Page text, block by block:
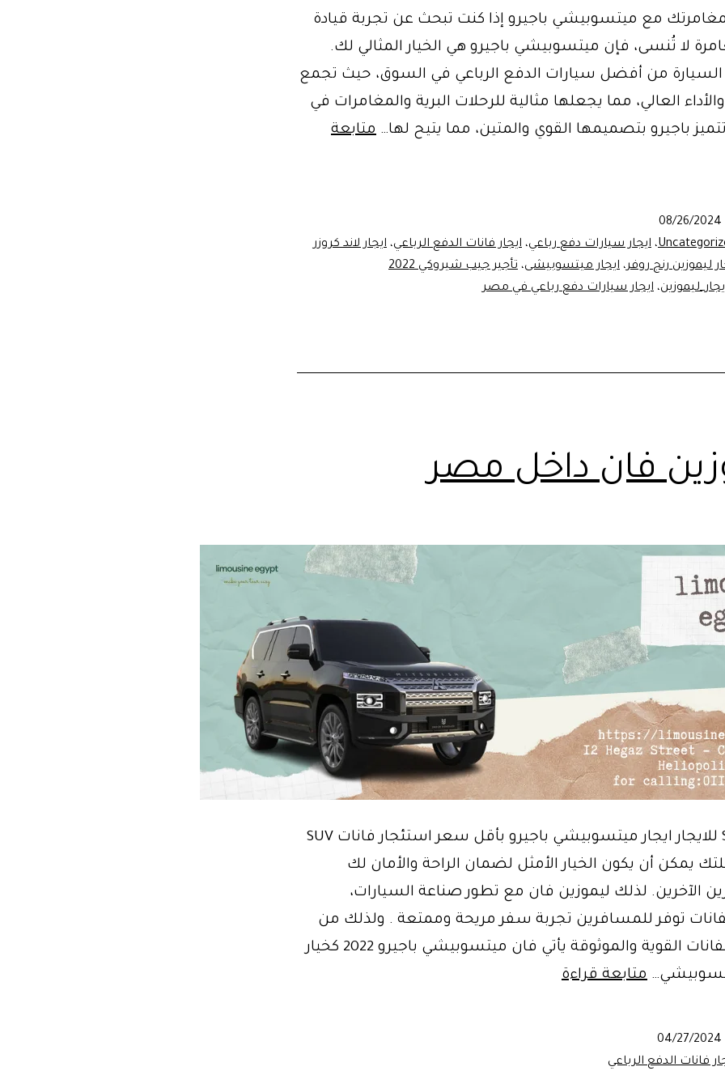
مع ميتسوبيشي باجيرو إذا كنت تبحث عن تجربة قيادة
لا تُنسى، فإن ميتسوبيشي باجيرو هي الخيار المثالي لك.
السيارة من أفضل سيارات الدفع الرباعي في السوق، حيث تجمع
العالي، مما يجعلها مثالية للرحلات البرية والمغامرات في
باجيرو بتصميمها القوي والمتين، مما يتيح لها… متابعة
08/26/2024
، ايجار سيارات دفع رباعي، ايجار فانات الدفع الرباعي، ايجار لاند كروزر
ليموزين رنج روفر، ايجار ميتسوبيشى، تأجير جيب شيروكي 2022
، ايجار سيارات دفع رباعي في مصر
فان داخل مصر
فانات SUV للايجار ايجار ميتسوبيشي باجيرو بأقل سعر استئجار فانات SUV
يمكن أن يكون الخيار الأمثل لضمان الراحة والأمان لك
الآخرين. لذلك ليموزين فان مع تطور صناعة السيارات،
توفر للمسافرين تجربة سفر مريحة وممتعة . ولذلك من
بين هذه الفانات القوية والموثوقة يأتي فان ميتسوبيشي باجيرو 2022 كخيار
متابعة قراءة
04/27/2024
فانات الدفع الرباعي